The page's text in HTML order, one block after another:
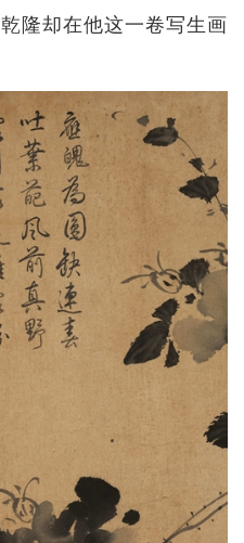
隆却在他这一卷写生画